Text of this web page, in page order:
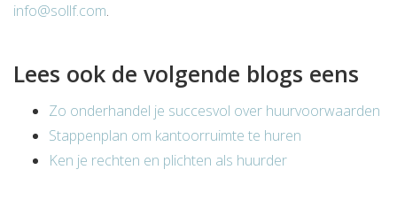
info@sollf.com.
Lees ook de volgende blogs eens
Zo onderhandel je succesvol over huurvoorwaarden
Stappenplan om kantoorruimte te huren
Ken je rechten en plichten als huurder